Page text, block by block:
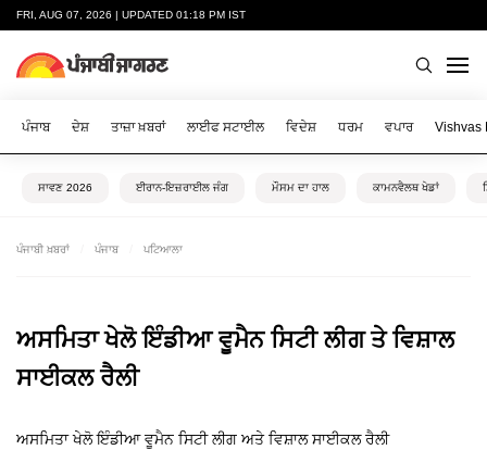
FRI, AUG 07, 2026 | UPDATED 01:18 PM IST
ਪੰਜਾਬ ਦੇਸ਼ ਤਾਜ਼ਾ ਖ਼ਬਰਾਂ ਲਾਈਫ ਸਟਾਈਲ ਵਿਦੇਸ਼ ਧਰਮ ਵਪਾਰ Vishvas
ਸਾਵਣ 2026 ਈਰਾਨ-ਇਜ਼ਰਾਈਲ ਜੰਗ ਮੌਸਮ ਦਾ ਹਾਲ ਕਾਮਨਵੈਲਥ ਖੇਡਾਂ
ਪੰਜਾਬੀ ਖ਼ਬਰਾਂ ਪੰਜਾਬ ਪਟਿਆਲਾ
ਅਸਮਿਤਾ ਖੇਲੋ ਇੰਡੀਆ ਵੂਮੈਨ ਸਿਟੀ ਲੀਗ ਤੇ ਵਿਸ਼ਾਲ
ਸਾਈਕਲ ਰੈਲੀ
ਅਸਮਿਤਾ ਖੇਲੋ ਇੰਡੀਆ ਵੂਮੈਨ ਸਿਟੀ ਲੀਗ ਅਤੇ ਵਿਸ਼ਾਲ ਸਾਈਕਲ ਰੈਲੀ